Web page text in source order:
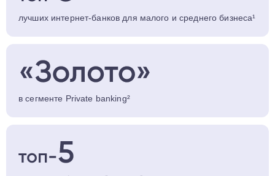
лучших интернет-банков для малого и среднего бизнеса¹
в сегменте Private banking²